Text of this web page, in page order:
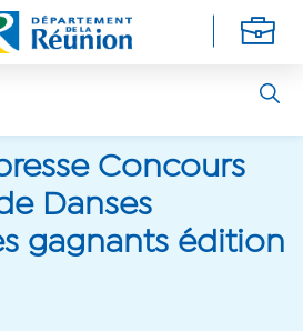
Concours
Danses
gagnants édition